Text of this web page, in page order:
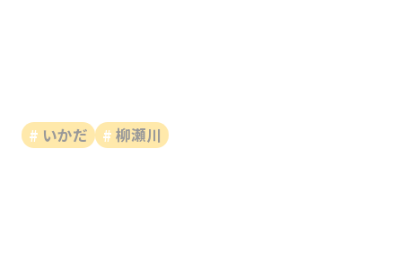
いかだ 柳瀬川